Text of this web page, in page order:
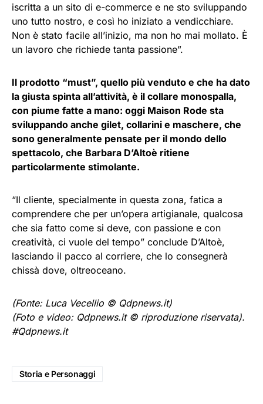
iscritta a un sito di e-commerce e ne sto sviluppando
uno tutto nostro, e così ho iniziato a vendicchiare.
Non è stato facile all’inizio, ma non ho mai mollato. È
un lavoro che richiede tanta passione”.
Il prodotto “must”, quello più venduto e che ha dato
la giusta spinta all’attività, è il collare monospalla,
con piume fatte a mano: oggi Maison Rode sta
sviluppando anche gilet, collarini e maschere, che
sono generalmente pensate per il mondo dello
spettacolo, che Barbara D’Altoè ritiene
particolarmente stimolante.
“Il cliente, specialmente in questa zona, fatica a
comprendere che per un’opera artigianale, qualcosa
che sia fatto come si deve, con passione e con
creatività, ci vuole del tempo” conclude D’Altoè,
lasciando il pacco al corriere, che lo consegnerà
chissà dove, oltreoceano.
(Fonte: Luca Vecellio © Qdpnews.it)
(Foto e video: Qdpnews.it © riproduzione riservata).
#Qdpnews.it
Storia e Personaggi